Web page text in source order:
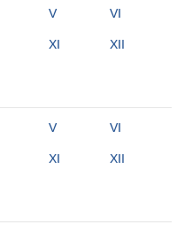
V VI
XI XII
V VI
XI XII